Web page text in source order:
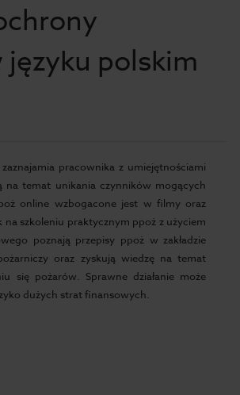
polskim
pracownika z umiejętnościami
na temat unikania czynników mogących
online wzbogacone jest w filmy oraz
szkoleniu praktycznym ppoż z użyciem
poznają przepisy ppoż w zakładzie
oraz zyskują wiedzę na temat
się pożarów. Sprawne działanie może
dużych strat finansowych.